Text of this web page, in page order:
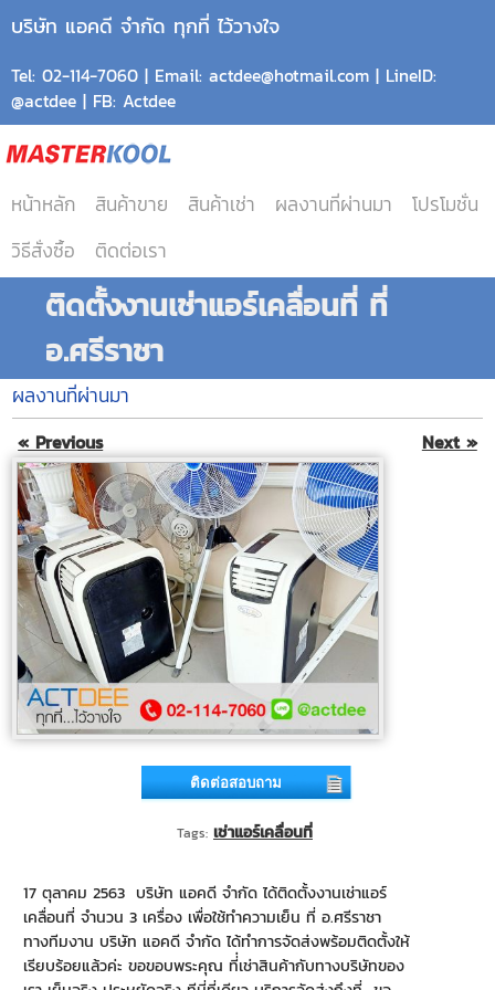
บริษัท แอคดี จำกัด ทุกที่ ไว้วางใจ
Tel: 02-114-7060 | Email: actdee@hotmail.com | LineID:
@actdee | FB: Actdee
หน้าหลัก สินค้าขาย สินค้าเช่า ผลงานที่ผ่านมา
โปรโมชั่น
วิธีสั่งซื้อ
ติดต่อเรา
ติดตั้งงานเช่าแอร์เคลื่อนที่ ที่
อ.ศรีราชา
ผลงานที่ผ่านมา
« Previous Next »
Tags: เช่าแอร์เคลื่อนที่
17 ตุลาคม 2563 บริษัท แอคดี จำกัด ได้ติดตั้งงานเช่าแอร์
เคลื่อนที่ จำนวน 3 เครื่อง เพื่อใช้ทำความเย็น ที่ อ.ศรีราชา
ทางทีมงาน บริษัท แอคดี จำกัด ได้ทำการจัดส่งพร้อมติดตั้งให้
เรียบร้อยแล้วค่ะ ขอขอบพระคุณ ที่่เช่าสินค้ากับทางบริษัทของ